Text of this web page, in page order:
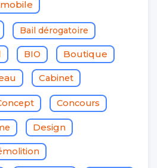
Bail dérogatoire
BIO Boutique
Cabinet
Concours
Design